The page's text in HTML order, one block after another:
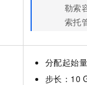
勒索
索托
分配起始
步长：10